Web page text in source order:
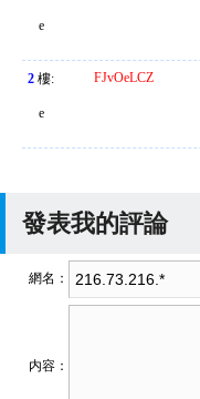
e
2 樓: FJvOeLCZ
e
發表我的評論
網名：
内容：